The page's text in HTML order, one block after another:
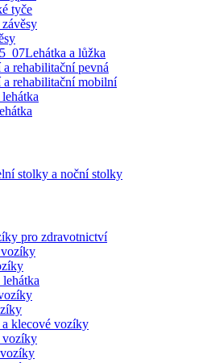
tyče
Lehátka a lůžka
rehabilitační pevná
a rehabilitační mobilní
stolky a noční stolky
pro zdravotnictví
a klecové vozíky
vozíky